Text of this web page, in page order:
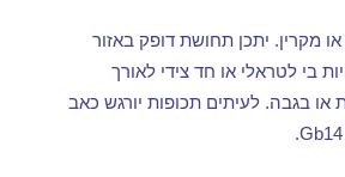
מקרין. יתכן תחושת דופק באזור
בי לטראלי או חד צידי לאורך
או בגבה.לעיתים תכופות יורגש כאב
Gb14.